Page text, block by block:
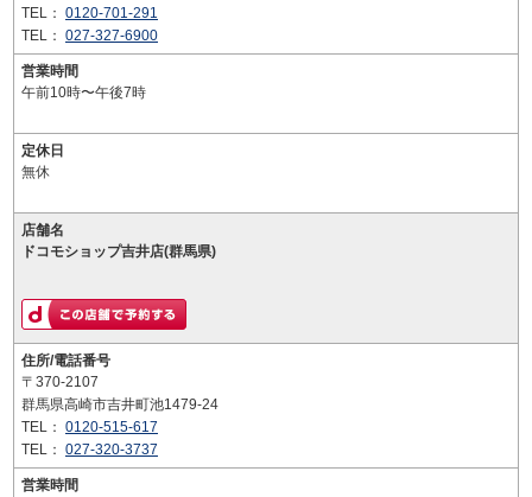
TEL： 0120-701-291
TEL： 027-327-6900
営業時間
午前10時〜午後7時
定休日
無休
店舗名
ドコモショップ吉井店(群馬県)
住所/電話番号
〒370-2107
群馬県高崎市吉井町池1479-24
TEL： 0120-515-617
TEL： 027-320-3737
営業時間